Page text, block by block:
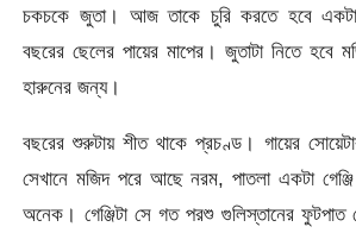
চকচকে জুতা। আজ তাকে চুরি করতে হবে
বছরের ছেলের পায়ের মাপের। জুতাটা নিতে হবে
হারুনের জন্য।
বছরের শুরুটায় শীত থাকে প্রচণ্ড। গায়ের
সেখানে মজিদ পরে আছে নরম, পাতলা একটা
অনেক। গেঞ্জিটা সে গত পরশু গুলিস্তানের ফুটপাত